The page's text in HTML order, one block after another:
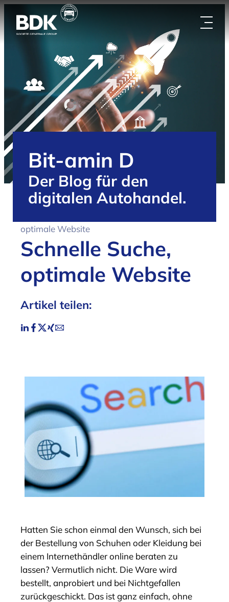
Zum
Inhalt
springen
Bit-amin D
Der Blog für den
digitalen Autohandel.
optimale Website
Schnelle Suche,
optimale Website
Artikel teilen:
Hatten Sie schon einmal den Wunsch, sich bei
der Bestellung von Schuhen oder Kleidung bei
einem Internethändler online beraten zu
lassen? Vermutlich nicht. Die Ware wird
bestellt, anprobiert und bei Nichtgefallen
zurückgeschickt. Das ist ganz einfach, ohne